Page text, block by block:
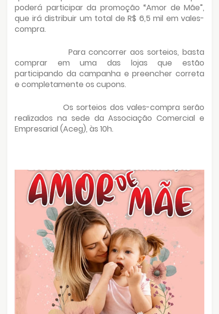
poderá participar da promoção “Amor de Mãe”,
que irá distribuir um total de R$ 6,5 mil em vales-
compra.
Para concorrer aos sorteios, basta
comprar em uma das lojas que estão
participando da campanha e preencher correta
e completamente os cupons.
Os sorteios dos vales-compra serão
realizados na sede da Associação Comercial e
Empresarial (Aceg), às 10h.